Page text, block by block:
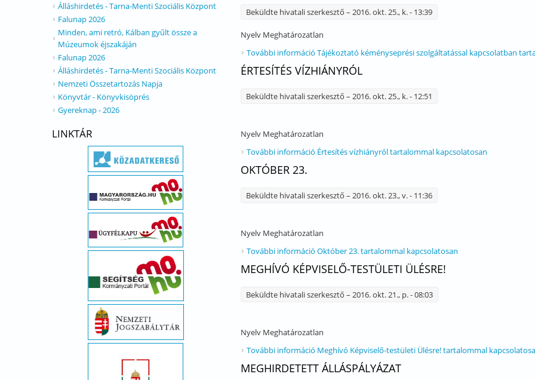
Beküldte hivatali szerkesztő – 2016. okt. 25., k. - 13:39
Nyelv Meghatározatlan
További információ Tájékoztató kéményseprési szolgáltatással kapcsolatban
ÉRTESÍTÉS VÍZHIÁNYRÓL
Beküldte hivatali szerkesztő – 2016. okt. 25., k. - 12:51
Nyelv Meghatározatlan
További információ Értesítés vízhiányról tartalommal kapcsolatosan
OKTÓBER 23.
Beküldte hivatali szerkesztő – 2016. okt. 23., v. - 11:36
Nyelv Meghatározatlan
További információ Október 23. tartalommal kapcsolatosan
MEGHÍVÓ KÉPVISELŐ-TESTÜLETI ÜLÉSRE!
Beküldte hivatali szerkesztő – 2016. okt. 21., p. - 08:03
Nyelv Meghatározatlan
További információ Meghívó Képviselő-testületi Ülésre! tartalommal
MEGHIRDETETT ÁLLÁSPÁLYÁZAT
Álláshirdetés - Tarna-Menti Szociális Központ
Falunap 2026
Minden, ami retró, Kálban gyűlt össze a
Múzeumok éjszakáján
Falunap 2026
Álláshirdetés - Tarna-Menti Szociális Központ
Nemzeti Összetartozás Napja
Könyvtár - Könyvkisöprés
Gyereknap - 2026
LINKTÁR